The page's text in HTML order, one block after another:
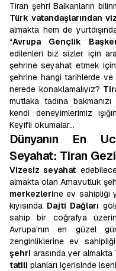
Tiran şehri Balkanların
Türk vatandaşlarından
almakta hem de
“Avrupa Gençlik
edilenleri biz sizler için
şehrine seyahat etmek
şehrine hangi tarihlerde
nerede konaklamalıyız?
mutlaka tadına
kendi deneyimlerimiz
Keyifli okumalar…
Dünyanın En
Seyahat: Tiran
Vizesiz seyahat
almakta olan Arnavutluk
merkezlerine ev sahipliği
kıyısında Dajti Dağları
sahip bir coğrafya
Avrupa’nın en güzel
zenginliklerine ev
şehri arasında yer
tatili planları içerisinde